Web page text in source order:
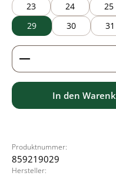
23 24 25
29
30 31
Produkt Anzahl: Gib
In den
Produktnummer:
859219029
Hersteller: